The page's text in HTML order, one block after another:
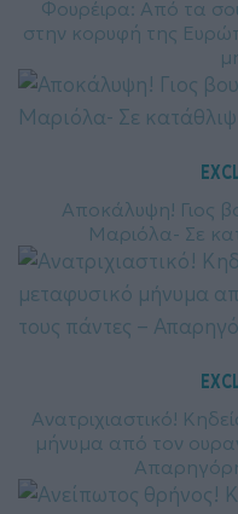
Φουρέιρα: Από τα
στην κορυφή της
Αποκάλυψη! Γιος
Μαριόλα- Σε
Ανατριχιαστικό!
μήνυμα από τον